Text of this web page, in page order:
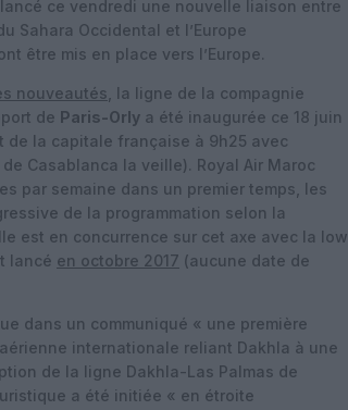
ce vendredi une nouvelle liaison entre
Sahara Occidental et l’Europe
être mis en place vers l’Europe.
nouveautés , la ligne de la compagnie
de Paris-Orly a été inaugurée ce 18 juin
de la capitale française à 9h25 avec
Casablanca la veille). Royal Air Maroc
par semaine dans un premier temps, les
de la programmation selon la
est en concurrence sur cet axe avec la low
lancé en octobre 2017 (aucune date de
dans un communiqué « une première
internationale reliant Dakhla à une
de la ligne Dakhla-Las Palmas de
a été initiée « en étroite